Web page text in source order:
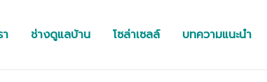
ช่างดูแลบ้าน โซล่าเซลล์ บทความแนะนำ